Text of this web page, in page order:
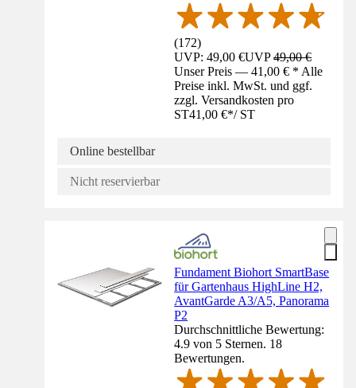
(172)
UVP: 49,00 €UVP49,00 €
Unser Preis — 41,00 € * Alle
Preise inkl. MwSt. und ggf.
zzgl. Versandkosten pro
ST41,00 €*/ ST
Online bestellbar
Nicht reservierbar
Fundament Biohort SmartBase
für Gartenhaus HighLine H2,
AvantGarde A3/A5, Panorama
P2
Durchschnittliche Bewertung:
4.9 von 5 Sternen. 18
Bewertungen.